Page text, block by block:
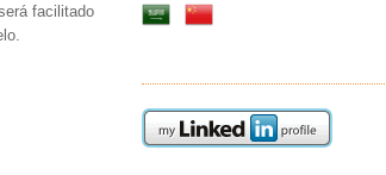
facilitado